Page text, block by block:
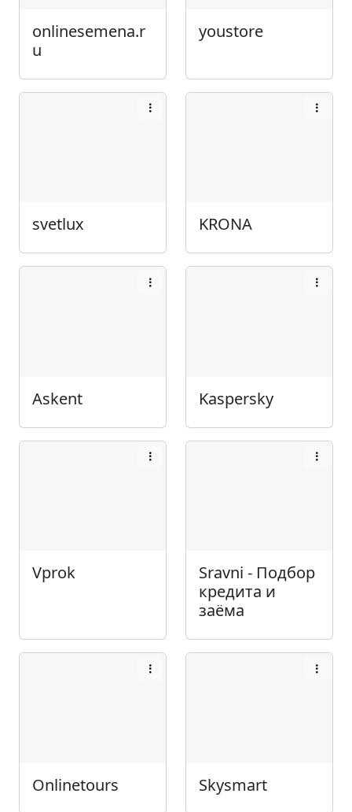
onlinesemena.r
u
youstore
svetlux KRONA
Askent Kaspersky
Vprok
Sravni - Подбор
кредита и
заёма
Onlinetours Skysmart